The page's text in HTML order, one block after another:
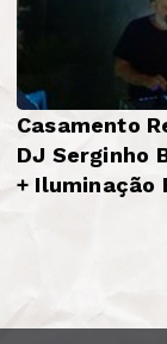
Casamento
DJ Serginho
+ Iluminação